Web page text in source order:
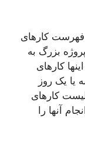
فهرست کارهای
بزرگ به
کارهای
یا یک روز
کارهای
آنها را